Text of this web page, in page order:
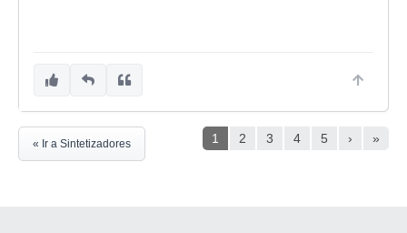
1 2 3 4 5 › »
« Ir a Sintetizadores